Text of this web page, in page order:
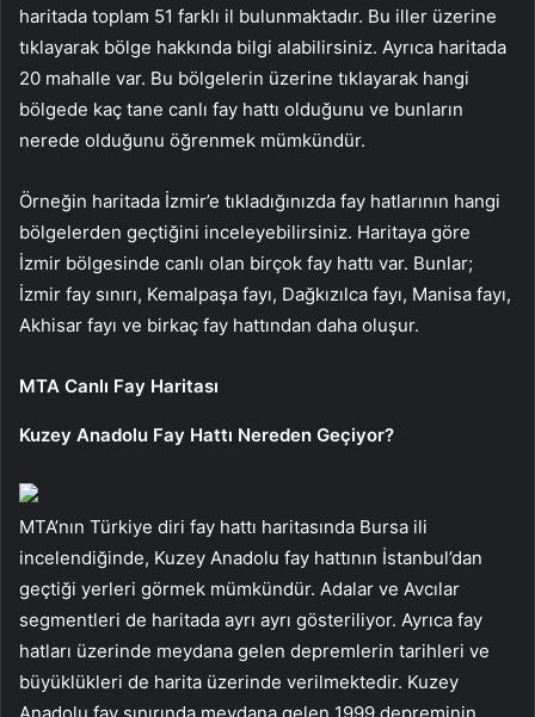
haritada toplam 51 farklı il bulunmaktadır. Bu iller üzerine
tıklayarak bölge hakkında bilgi alabilirsiniz. Ayrıca haritada
20 mahalle var. Bu bölgelerin üzerine tıklayarak hangi
bölgede kaç tane canlı fay hattı olduğunu ve bunların
nerede olduğunu öğrenmek mümkündür.
Örneğin haritada İzmir’e tıkladığınızda fay hatlarının hangi
bölgelerden geçtiğini inceleyebilirsiniz. Haritaya göre
İzmir bölgesinde canlı olan birçok fay hattı var. Bunlar;
İzmir fay sınırı, Kemalpaşa fayı, Dağkızılca fayı, Manisa fayı,
Akhisar fayı ve birkaç fay hattından daha oluşur.
MTA Canlı Fay Haritası
Kuzey Anadolu Fay Hattı Nereden Geçiyor?
MTA’nın Türkiye diri fay hattı haritasında Bursa ili
incelendiğinde, Kuzey Anadolu fay hattının İstanbul’dan
geçtiği yerleri görmek mümkündür. Adalar ve Avcılar
segmentleri de haritada ayrı ayrı gösteriliyor. Ayrıca fay
hatları üzerinde meydana gelen depremlerin tarihleri ​​ve
büyüklükleri de harita üzerinde verilmektedir. Kuzey
Anadolu fay sınırında meydana gelen 1999 depreminin